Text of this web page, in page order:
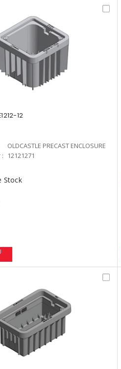
12
OLDCASTLE PRECAST ENCLOSURE
12121271
Stock